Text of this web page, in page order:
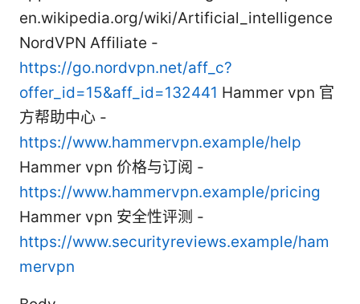
en.wikipedia.org/wiki/Artificial_intelligence
NordVPN Affiliate -
https://go.nordvpn.net/aff_c?
offer_id=15&aff_id=132441 Hammer vpn 官
方帮助中心 -
https://www.hammervpn.example/help
Hammer vpn 价格与订阅 -
https://www.hammervpn.example/pricing
Hammer vpn 安全性评测 -
https://www.securityreviews.example/ham
mervpn